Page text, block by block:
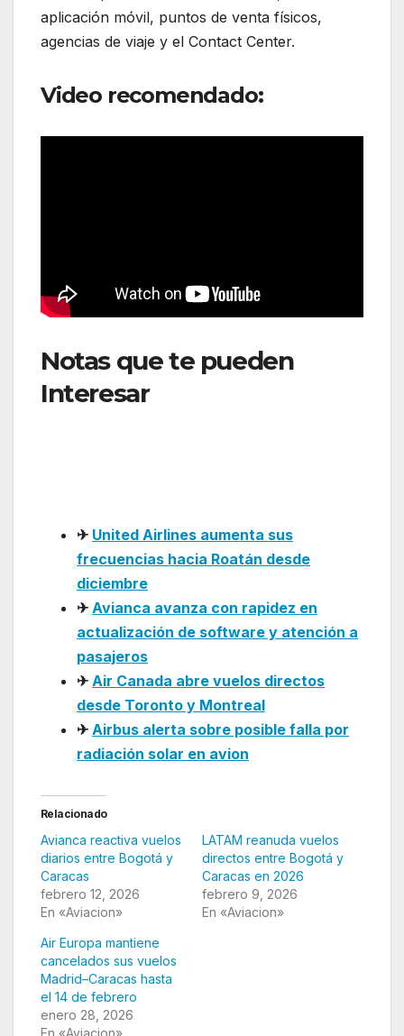
aplicación móvil, puntos de venta físicos,
agencias de viaje y el Contact Center.
Video recomendado:
Notas que te pueden
Interesar: Avianca reactiva
✈ United Airlines aumenta sus
frecuencias hacia Roatán desde
diciembre
✈ Avianca avanza con rapidez en
actualización de software y atención a
pasajeros
✈ Air Canada abre vuelos directos
desde Toronto y Montreal
✈ Airbus alerta sobre posible falla por
radiación solar en avion
Relacionado
Avianca reactiva vuelos
diarios entre Bogotá y
Caracas
febrero 12, 2026
En «Aviacion»
LATAM reanuda vuelos
directos entre Bogotá y
Caracas en 2026
febrero 9, 2026
En «Aviacion»
Air Europa mantiene
cancelados sus vuelos
Madrid–Caracas hasta
el 14 de febrero
enero 28, 2026
En «Aviacion»